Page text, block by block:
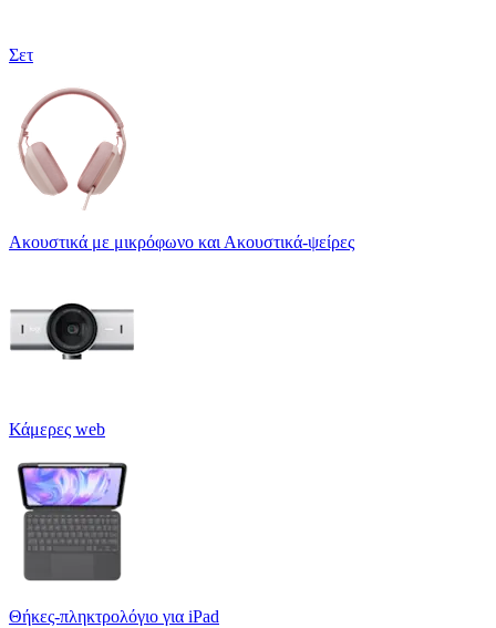
Σετ
Ακουστικά με μικρόφωνο και Ακουστικά-ψείρες
Κάμερες web
Θήκες-πληκτρολόγιο για iPad